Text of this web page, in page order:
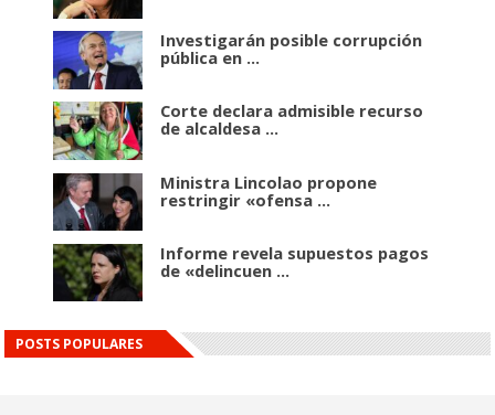
Investigarán posible corrupción
pública en ...
Corte declara admisible recurso
de alcaldesa ...
Ministra Lincolao propone
restringir «ofensa ...
Informe revela supuestos pagos
de «delincuen ...
POSTS POPULARES